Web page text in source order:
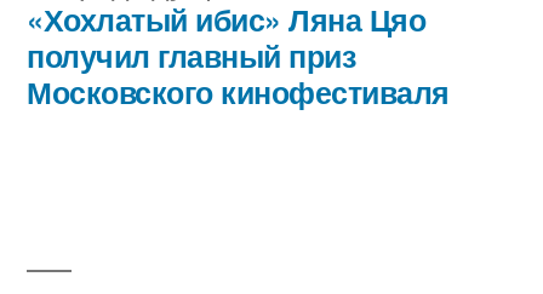
запись:
«Хохлатый ибис» Ляна Цяо
получил главный приз
Московского кинофестиваля